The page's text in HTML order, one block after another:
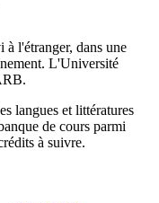
l'étranger, dans une
L'Université
langues et littératures
de cours parmi
à suivre.